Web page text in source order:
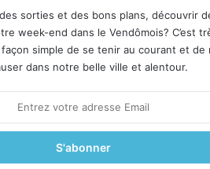
sorties et des bons plans, découvrir
week-end dans le Vendômois? C’est
simple de se tenir au courant et
dans notre belle ville et alentour.